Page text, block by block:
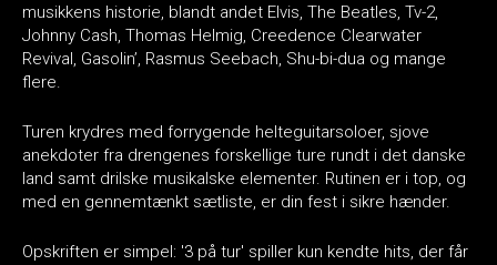
musikkens historie, blandt andet Elvis, The Beatles, Tv-2,
Johnny Cash, Thomas Helmig, Creedence Clearwater
Revival, Gasolin’, Rasmus Seebach, Shu-bi-dua og mange
flere.
Turen krydres med forrygende helteguitarsoloer, sjove
anekdoter fra drengenes forskellige ture rundt i det danske
land samt drilske musikalske elementer. Rutinen er i top, og
med en gennemtænkt sætliste, er din fest i sikre hænder.
Opskriften er simpel: '3 på tur' spiller kun kendte hits, der får